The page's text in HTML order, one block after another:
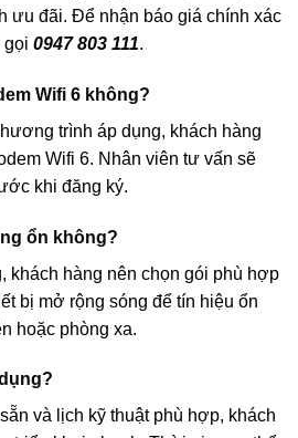
ưu đãi. Để nhận báo giá chính xác
gọi 0947 803 111.
Wifi 6 không?
trình áp dụng, khách hàng
Wifi 6. Nhân viên tư vấn sẽ
khi đăng ký.
ổn không?
khách hàng nên chọn gói phù hợp
bị mở rộng sóng để tín hiệu ổn
hoặc phòng xa.
và lịch kỹ thuật phù hợp, khách